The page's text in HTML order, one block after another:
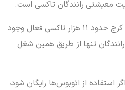
معیشتی رانندگان تاکسی است.
وی در این باره گفت: در شهر کرج حدود ۱۱ هزار تاکسی فعال وجود
تنها از طریق همین شغل
استفاده از اتوبوس‌ها رایگان شود،